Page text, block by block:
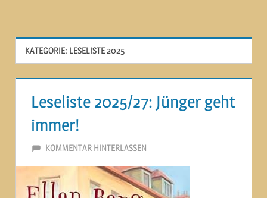
KATEGORIE: LESELISTE 2025
Leseliste 2025/27: Jünger geht
immer!
27. OKTOBER 2025
MARTINA BERG
KOMMENTAR HINTERLASSEN